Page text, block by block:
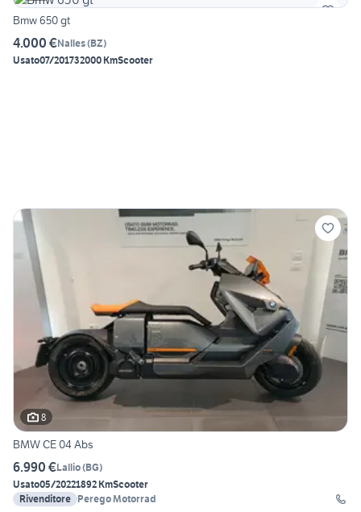
Bmw 650 gt
4.000 €Nalles(BZ)
Usato07/201732000 KmScooter
8
BMW CE 04 Abs
6.990 €Lallio(BG)
Usato05/20221892 KmScooter
Rivenditore Perego Motorrad